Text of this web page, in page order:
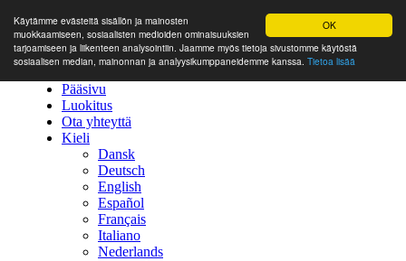
OK
Käytämme evästeitä sisällön ja mainosten
muokkaamiseen, sosiaalisten medioiden ominaisuuksien
tarjoamiseen ja liikenteen analysointiin. Jaamme myös tietoja sivustomme käytöstä
sosiaalisen median, mainonnan ja analyysikumppaneidemme kanssa. Tietoa lisää
Pääsivu
Luokitus
Ota yhteyttä
Kieli
Dansk
Deutsch
English
Español
Français
Italiano
Nederlands